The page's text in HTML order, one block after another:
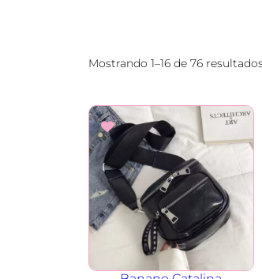
Mostrando 1–16 de 76